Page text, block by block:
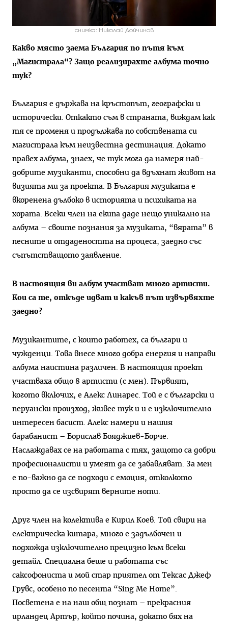
снимка: Николай Дойчинов
Какво място заема България по пътя към
„Магистрала“? Защо реализирахте албума точно
тук?
България е държава на кръстопът, географски и
исторически. Откакто съм в страната, виждам как
тя се променя и продължава по собствената си
магистрала към неизвестна дестинация. Докато
правех албума, знаех, че тук мога да намеря най-
добрите музиканти, способни да вдъхнат живот на
визията ми за проекта. В България музиката е
вкоренена дълбоко в историята и психиката на
хората. Всеки член на екипа даде нещо уникално на
албума – своите познания за музиката, “вярата” в
песните и отдадеността на процеса, заедно със
съпътстващото заявление.
В настоящия ви албум участват много артисти.
Кои са те, откъде идват и какъв път извървяхте
заедно?
Музикантите, с които работех, са българи и
чужденци. Това внесе много добра енергия и направи
албума наистина различен. В настоящия проект
участваха общо 8 артисти (с мен). Първият,
когото включих, е Алекс Линарес. Той е с български и
перуански произход, живее тук и и е изключително
интересен басист. Алекс намери и нашия
барабанист – Борислав Бояджиев-Борче.
Наслаждавах се на работата с тях, защото са добри
професионалисти и умеят да се забавляват. За мен
е по-важно да се подходи с емоция, отколкото
просто да се изсвирят верните ноти.
Друг член на колектива е Кирил Коев. Той свири на
електрическа китара, много е задълбочен и
подхожда изключително прецизно към всеки
детайл. Специална беше и работата със
саксофониста и мой стар приятел от Тексас Джеф
Грувс, особено по песента “Sing Me Home”.
Посветена е на наш общ познат – прекрасния
ирландец Артър, който почина, докато бях на